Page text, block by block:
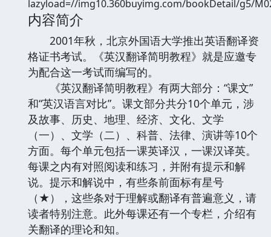
内容简介
2001年秋，北京外国语大学推出英语翻译资
格证书考试。《英汉翻译简明教程》就是应邀专
为配合这一考试而编写的。
《英汉翻译简明教程》有两大部分：“课文”
和“英汉语言对比”。课文部分共分10个单元，涉
及故事、历史、地理、经济、文化、文学
（一）、文学（二）、科普、法律、演讲等10个
方面。每个单元包括一课英译汉，一课汉译英。
每课之内有对照阅读和练习，并附有提示和解
说。提示和解说中，有些条前面标有星号
（★），这些条对于理解或翻译有普遍意义，请
读者特别注意。此外每课还有一个专栏，介绍有
关翻译的理论和知。